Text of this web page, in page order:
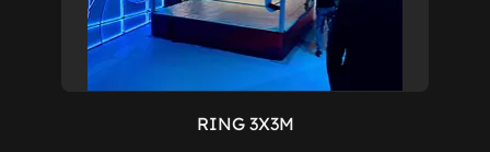
RING 3X3M